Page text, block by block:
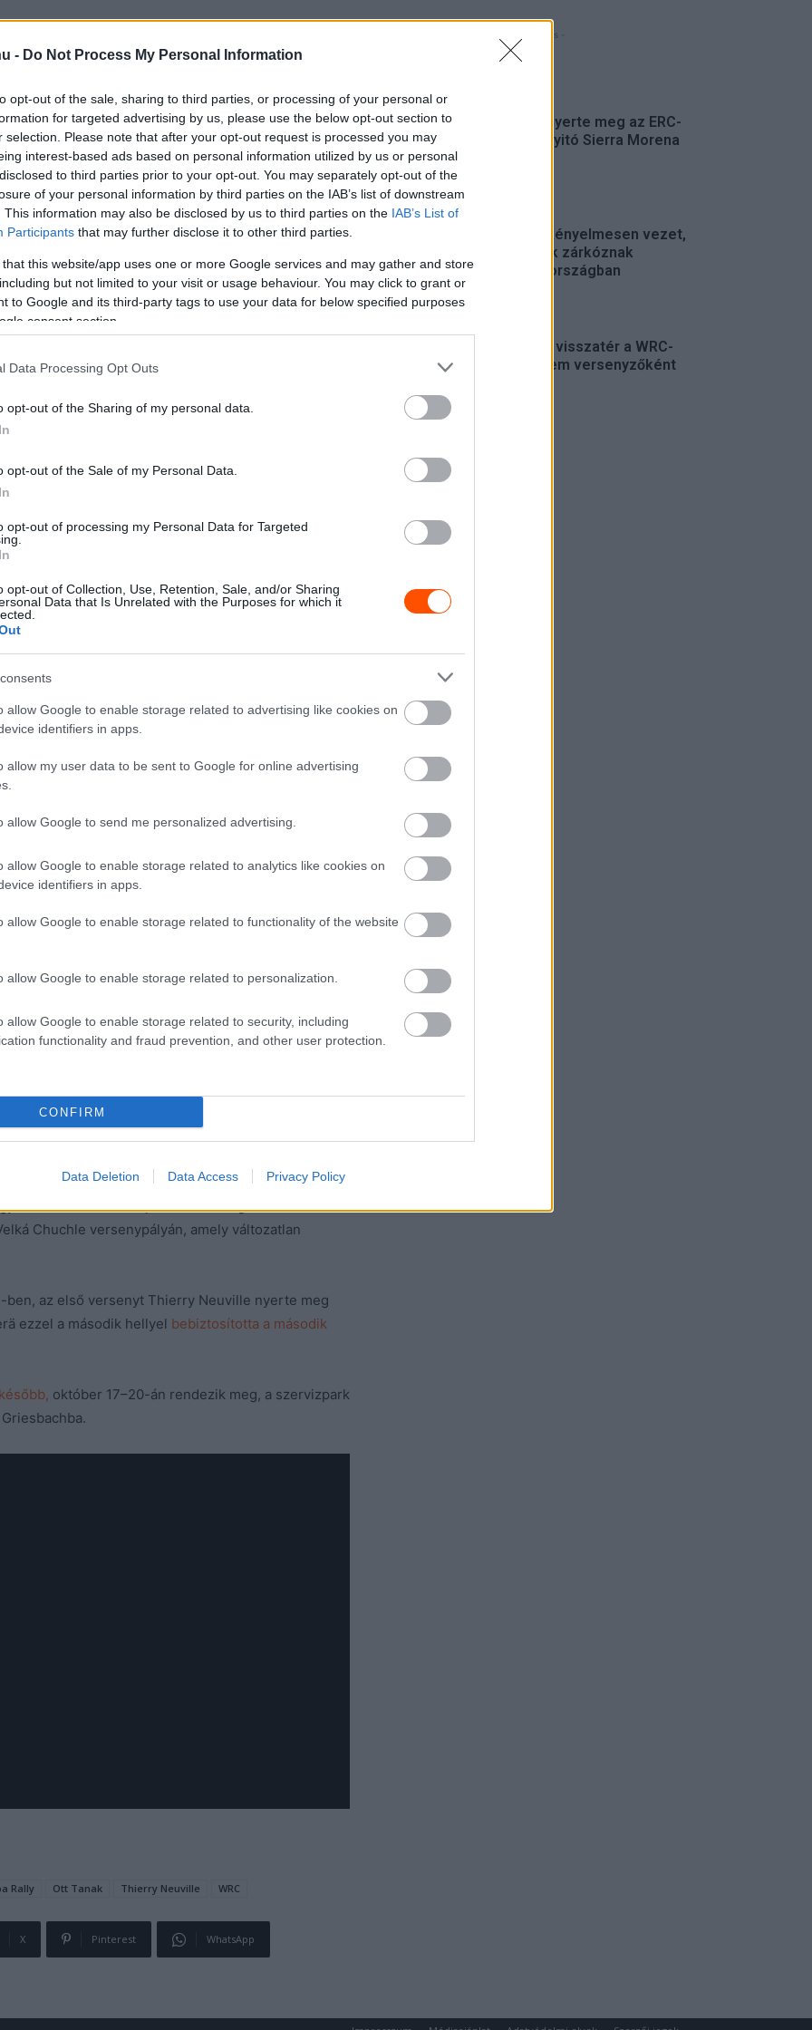
- Do Not Process My Personal Information
opt-out of the sale, sharing to third parties, or processing of your personal or
for targeted advertising by us, please use the below opt-out section to
selection. Please note that after your opt-out request is processed you may
interest-based ads based on personal information utilized by us or personal
to third parties prior to your opt-out. You may separately opt-out of the
of your personal information by third parties on the IAB’s list of downstream
This information may also be disclosed by us to third parties on the IAB’s List of
Participants that may further disclose it to other third parties.
that this website/app uses one or more Google services and may gather and store
but not limited to your visit or usage behaviour. You may click to grant or
to Google and its third-party tags to use your data for below specified purposes
consent section.
Data Processing Opt Outs
opt-out of the Sharing of my personal data.
opt-out of the Sale of my Personal Data.
opt-out of processing my Personal Data for Targeted
opt-out of Collection, Use, Retention, Sale, and/or Sharing
Data that Is Unrelated with the Purposes for which it
allow Google to enable storage related to advertising like cookies on
identifiers in apps.
allow my user data to be sent to Google for online advertising
allow Google to send me personalized advertising.
allow Google to enable storage related to analytics like cookies on
identifiers in apps.
allow Google to enable storage related to functionality of the website
allow Google to enable storage related to personalization.
allow Google to enable storage related to security, including
functionality and fraud prevention, and other user protection.
CONFIRM
Data Deletion Data Access Privacy Policy
Közép-Európa Rallyn, három szakaszt teljesen
esedékes Közép-Európa Rally útvonalát, a verseny a
át tart, és összesen 18 szakaszt iktattak a
a cseh főváros szívében a rajtceremónia és
is Csehországban lesz. A versenyzők csak a
melletti Bad Griesbachban helyet kapó
a Bajorország és Ausztria közötti
napnak a maga hat szakaszával és 130 km-es
marad.
kivétellel a többit is jelentősen megváltoztatták. Az
Chuchle versenypályán, amely változatlan
ben, az első versenyt Thierry Neuville nyerte meg
ezzel a második hellyel bebiztosította a második
október 17–20-án rendezik meg, a szervizpark
Rally Ott Tanak Thierry Neuville WRC
X Pinterest WhatsApp
- Hirdetés -
Suárez nyerte meg az ERC-
szezonnyitó Sierra Morena
Suárez kényelmesen vezet,
Németék zárkóznak
Spanyolországban
Munster visszatér a WRC-
be, de nem versenyzőként